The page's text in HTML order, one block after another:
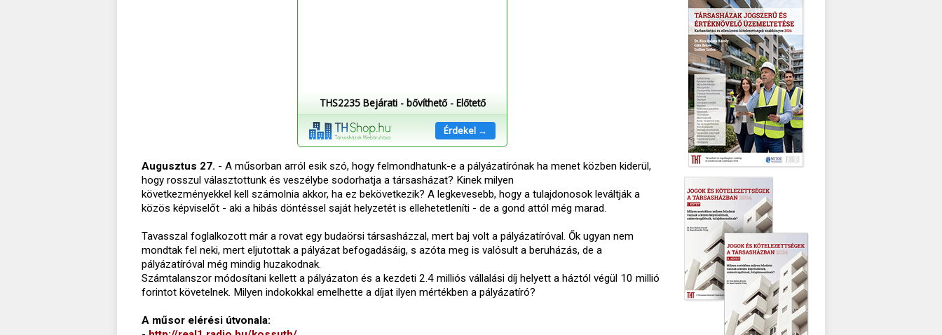
THS2235 Bejárati - bővíthető - Előtető
Érdekel →
Augusztus 27. - A műsorban arról esik szó, hogy felmondhatunk-e a pályázatírónak ha menet közben kiderül,
hogy rosszul választottunk és veszélybe sodorhatja a társasházat? Kinek milyen
következményekkel kell számolnia akkor, ha ez bekövetkezik? A legkevesebb, hogy a tulajdonosok leváltják a
közös képviselőt - aki a hibás döntéssel saját helyzetét is ellehetetleníti - de a gond attól még marad.
Tavasszal foglalkozott már a rovat egy budaörsi társasházzal, mert baj volt a pályázatíróval. Ők ugyan nem
mondtak fel neki, mert eljutottak a pályázat befogadásáig, s azóta meg is valósult a beruházás, de a
pályázatíróval még mindig huzakodnak.
Számtalanszor módosítani kellett a pályázaton és a kezdeti 2.4 milliós vállalási díj helyett a háztól végül 10 millió
forintot követelnek. Milyen indokokkal emelhette a díjat ilyen mértékben a pályázatíró?
A műsor elérési útvonala: